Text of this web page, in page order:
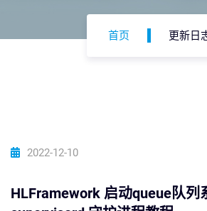
首页 更新日
2022-12-10
HLFramework 启动queue队列